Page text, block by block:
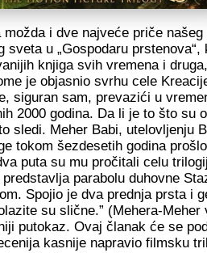
i dve najveće priče
sveta u „Gospodaru
knjiga svih vremena i
je objasnio svrhu cele
siguran sam, prevazići u
2000 godina. Da li je to što su
sledi. Meher Babi, utelovljenju
tokom šezdesetih godina
puta su mu pročitali celu
parabolu duhovne
Spojio je dva prednja prsta i
su slične.” (Mehera-
putokaz. Ovaj članak će se
kasnije napravio filmsku